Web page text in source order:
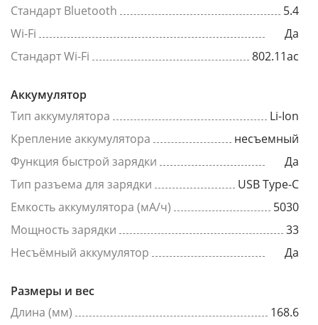
Стандарт Bluetooth
5.4
Wi-Fi
Да
Стандарт Wi-Fi
802.11ac
Аккумулятор
Тип аккумулятора
Li-Ion
Крепление аккумулятора
несъемный
Функция быстрой зарядки
Да
Тип разъема для зарядки
USB Type-C
Емкость аккумулятора (мА/ч)
5030
Мощность зарядки
33
Несъёмный аккумулятор
Да
Размеры и вес
Длина (мм)
168.6